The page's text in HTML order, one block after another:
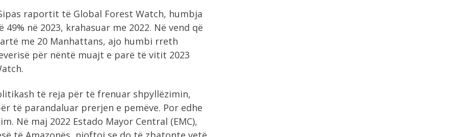
raportit të Global Forest Watch, humbja
në 2023, krahasuar me 2022. Në vend që
me 20 Manhattans, ajo humbi rreth
për nëntë muajt e parë të vitit 2023
të reja për të frenuar shpyllëzimin,
të parandaluar prerjen e pemëve. Por edhe
Në maj 2022 Estado Mayor Central (EMC),